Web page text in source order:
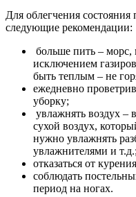
Для облегчения
следующие рекомендации:
больше пить – морс,
исключением
быть теплым – не
ежедневно
уборку;
увлажнять воздух –
сухой воздух,
нужно увлажнять
увлажнителями и т.д.;
отказаться от
соблюдать
период на ногах.